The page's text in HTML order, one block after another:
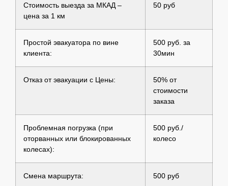
Стоимость выезда за МКАД –
цена за 1 км
50 руб
Простой эвакуатора по вине
клиента:
500 руб. за
30мин
Отказ от эвакуации с Цены:
50% от
стоимости
заказа
Проблемная погрузка (при
оторванных или блокированных
колесах):
500 руб./
колесо
Смена маршрута: 500 руб